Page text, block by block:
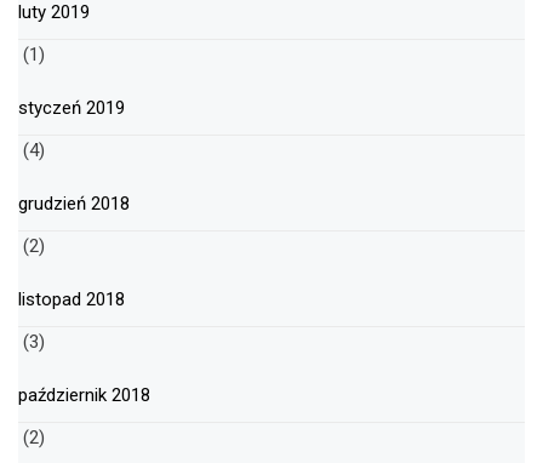
luty 2019
(1)
styczeń 2019
(4)
grudzień 2018
(2)
listopad 2018
(3)
październik 2018
(2)